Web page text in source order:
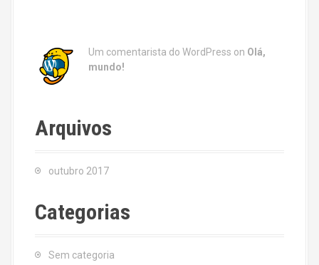
Um comentarista do WordPress on Olá,
mundo!
Arquivos
outubro 2017
Categorias
Sem categoria